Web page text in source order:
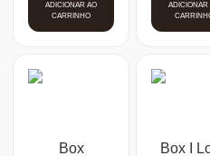
ADICIONAR AO
CARRINHO
ADICIONAR
Box Box I